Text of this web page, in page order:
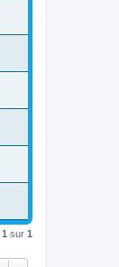
1 sur 1